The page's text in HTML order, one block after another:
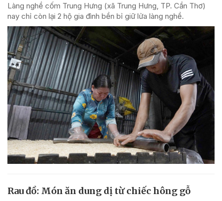
Làng nghề cốm Trung Hưng (xã Trung Hưng, TP. Cần Thơ)
nay chỉ còn lại 2 hộ gia đình bền bỉ giữ lửa làng nghề.
Rau đồ: Món ăn dung dị từ chiếc hông gỗ